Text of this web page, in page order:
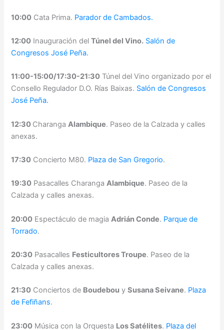
10:00 Cata Prima. Parador de Cambados.
12:00 Inauguración delTúnel del Vino. Salón de
Congresos José Peña.
11:00-15:00/17:30-21:30 Túnel del Vino organizado por el
Consello Regulador D.O. Rías Baixas. Salón de Congresos
José Peña.
12:30 Charanga Alambique. Paseo de la Calzada y calles
anexas.
17:30 Concierto M80. Plaza de San Gregorio.
19:30 Pasacalles CharangaAlambique. Paseo de la
Calzada y calles anexas.
20:00 Espectáculo de magiaAdrián Conde. Parque de
Torrado.
20:30 Pasacalles Festicultores Troupe. Paseo de la
Calzada y calles anexas.
21:30 Conciertos de Boudebou ySusana Seivane. Plaza
de Fefiñans.
23:00 Música con la Orquesta Los Satélites. Plaza del